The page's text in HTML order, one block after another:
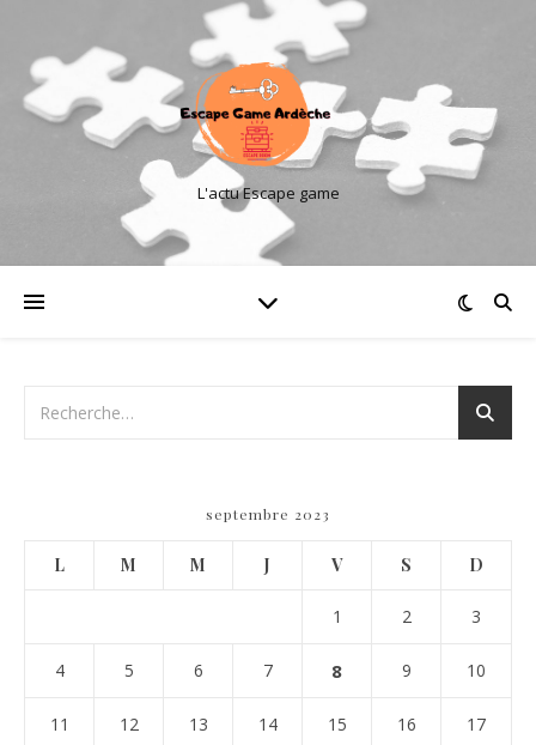
L'actu Escape game
septembre 2023
L M M J V S D
1 2 3
4 5 6 7 8 9 10
11 12 13 14 15 16 17